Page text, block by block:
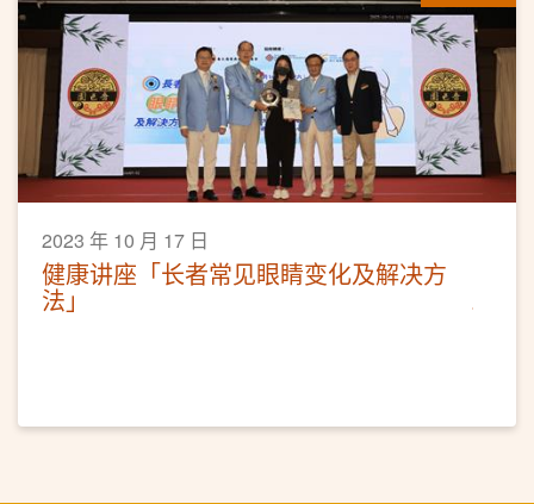
2023 年 10 月 17 日
健康讲座「长者常见眼睛变化及解决方
法」